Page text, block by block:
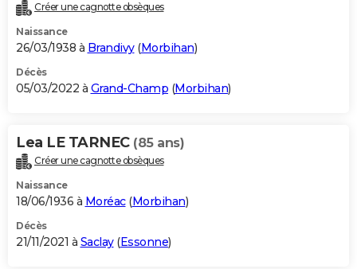
Créer une cagnotte obsèques
Naissance
26/03/1938 à Brandivy(Morbihan)
Décès
05/03/2022 à Grand-Champ (Morbihan)
Lea LE TARNEC (85 ans)
Créer une cagnotte obsèques
Naissance
18/06/1936 à Moréac(Morbihan)
Décès
21/11/2021 à Saclay(Essonne)